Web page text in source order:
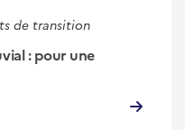
de transition
: pour une